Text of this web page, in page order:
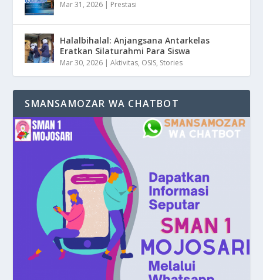
Mar 31, 2026 | Prestasi
Halalbihalal: Anjangsana Antarkelas
Eratkan Silaturahmi Para Siswa
Mar 30, 2026 |Aktivitas, OSIS, Stories
SMANSAMOZAR WA CHATBOT